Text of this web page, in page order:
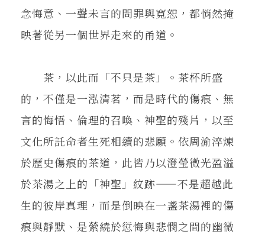
念悔意、一聲未言的問罪與寬恕，都悄然掩
映著從另一個世界走來的甬道。
茶，以此而「不只是茶」。茶杯所盛
的，不僅是一泓清茗，而是時代的傷痕、無
言的悔悟、倫理的召喚、神聖的殘片，以至
文化所託命者生死相續的悲願。依周渝淬煉
於歷史傷痕的茶道，此皆乃以澄瑩微光盈溢
於茶湯之上的「神聖」紋跡——不是超越此
生的彼岸真理，而是倒映在一盞茶湯裡的傷
痕與靜默、是縈繞於愆悔與悲憫之間的幽微